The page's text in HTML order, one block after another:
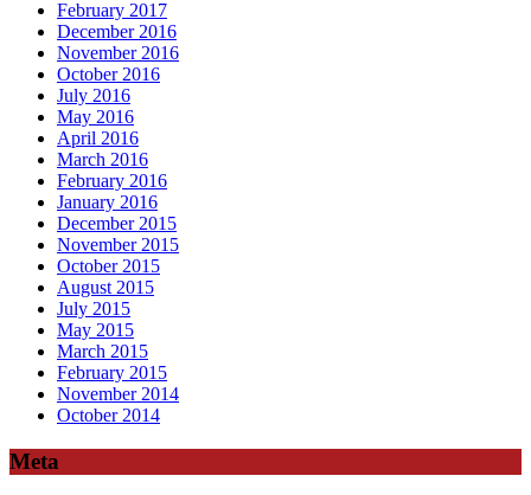
February 2017
December 2016
November 2016
October 2016
July 2016
May 2016
April 2016
March 2016
February 2016
January 2016
December 2015
November 2015
October 2015
August 2015
July 2015
May 2015
March 2015
February 2015
November 2014
October 2014
Meta